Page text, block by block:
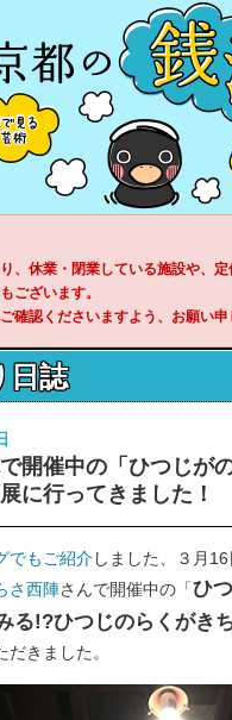
、休業・閉業している施設や、
ございます。
確認くださいますよう、お願い申
日誌
開催中の「ひつじが
に行ってきました！
でもご紹介しました、３月
さ西陣さんで開催中の「ひ
る!?ひつじのらくがき
きました。